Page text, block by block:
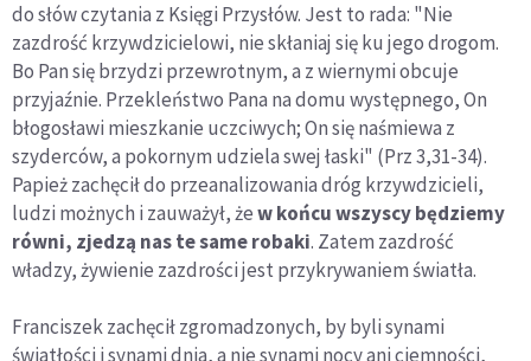
do słów czytania z Księgi Przysłów. Jest to rada: "Nie
zazdrość krzywdzicielowi, nie skłaniaj się ku jego drogom.
Bo Pan się brzydzi przewrotnym, a z wiernymi obcuje
przyjaźnie. Przekleństwo Pana na domu występnego, On
błogosławi mieszkanie uczciwych; On się naśmiewa z
szyderców, a pokornym udziela swej łaski" (Prz 3,31-34).
Papież zachęcił do przeanalizowania dróg krzywdzicieli,
ludzi możnych i zauważył, żew końcu wszyscy będziemy
równi, zjedzą nas te same robaki. Zatem zazdrość
władzy, żywienie zazdrości jest przykrywaniem światła.
Franciszek zachęcił zgromadzonych, by byli synami
światłości i synami dnia, a nie synami nocy ani ciemności,